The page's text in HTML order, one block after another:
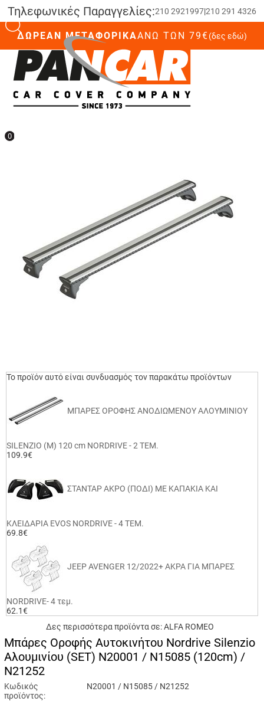
Τηλεφωνικές Παραγγελίες:210 2921997|210 291 4326
ΔΩΡΕΑΝ ΜΕΤΑΦΟΡΙΚΑΆΝΩ ΤΩΝ 79€(δες εδώ)
0
Το προϊόν αυτό είναι συνδυασμός τον παρακάτω προϊόντων
ΜΠΑΡΕΣ ΟΡΟΦΗΣ ΑΝΟΔΙΩΜΕΝΟΥ ΑΛΟΥΜΙΝΙΟΥ
SILENZIO (M) 120 cm NORDRIVE - 2 ΤΕΜ.
109.9€
ΣΤΑΝΤΑΡ ΑΚΡΟ (ΠΟΔΙ) ΜΕ ΚΑΠΑΚΙΑ ΚΑΙ
ΚΛΕΙΔΑΡΙΑ EVOS NORDRIVE - 4 ΤΕΜ.
69.8€
JEEP AVENGER 12/2022+ ΑΚΡΑ ΓΙΑ ΜΠΑΡΕΣ
NORDRIVE- 4 τεμ.
62.1€
Δες περισσότερα προϊόντα σε:ALFA ROMEO
Μπάρες Οροφής Αυτοκινήτου Nordrive Silenzio
Aλουμινίου (SET) N20001 / N15085 (120cm) /
N21252
Κωδικός
προϊόντος:
N20001 / N15085 / N21252